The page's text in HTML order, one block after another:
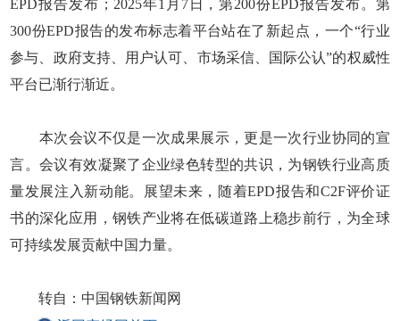
EPD报告发布；2025年1月7日，第200份EPD报告发布。第
300份EPD报告的发布标志着平台站在了新起点，一个“行业
参与、政府支持、用户认可、市场采信、国际公认”的权威性
平台已渐行渐近。
本次会议不仅是一次成果展示，更是一次行业协同的宣
言。会议有效凝聚了企业绿色转型的共识，为钢铁行业高质
量发展注入新动能。展望未来，随着EPD报告和C2F评价证
书的深化应用，钢铁产业将在低碳道路上稳步前行，为全球
可持续发展贡献中国力量。
转自：中国钢铁新闻网